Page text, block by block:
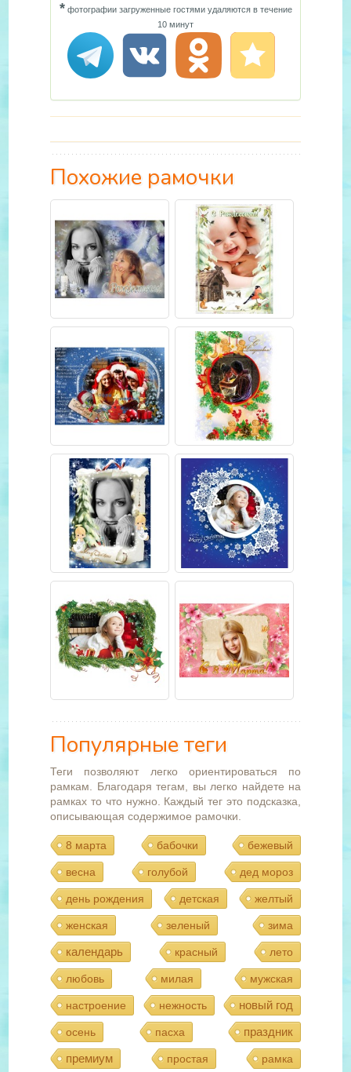
*фотографии загруженные гостями удаляются в течение
10 минут
Похожие рамочки
Популярные теги
Теги позволяют легко ориентироваться по
рамкам. Благодаря тегам, вы легко найдете на
рамках то что нужно. Каждый тег это подсказка,
описывающая содержимое рамочки.
8 марта бабочки бежевый
весна голубой дед мороз
день рождения детская желтый
женская зеленый зима
календарь красный лето
любовь милая мужская
настроение нежность новый год
осень пасха
праздник
премиум
простая рамка